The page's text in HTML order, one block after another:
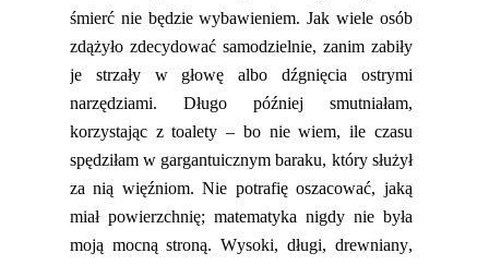
śmierć nie będzie wybawieniem. Jak wiele osób
zdążyło zdecydować samodzielnie, zanim zabiły
je strzały w głowę albo dźgnięcia ostrymi
narzędziami. Długo później smutniałam,
korzystając z toalety – bo nie wiem, ile czasu
spędziłam w gargantuicznym baraku, który służył
za nią więźniom. Nie potrafię oszacować, jaką
miał powierzchnię; matematyka nigdy nie była
moją mocną stroną. Wysoki, długi, drewniany,